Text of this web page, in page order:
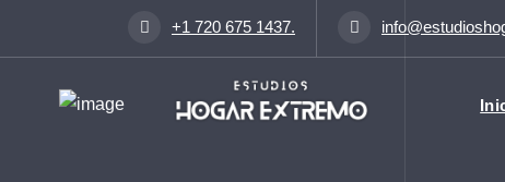
+1 720 675 1437.